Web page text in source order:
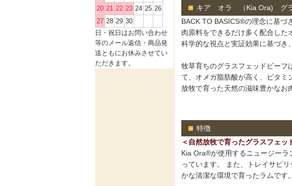
20 21 22 23 24 25 26
27 28 29 30
日・祝日 はお問い合わせ
等のメール返信・商品発
送ともにお休みさせてい
ただきます。
キア オラ （Kia Ora) グラ
BACK TO BASICS®の理念に基づ
肉原料をできるだけ多く配合した
科学的な視点と実証効果に基づき
牧草育ちのグラスフェッドビーフ
て、オメガ脂肪酸が高く、ビタミ
放牧で育った天然の滋味豊かなお
特徴
＜自然放牧で育ったグラスフェッ
Kia Ora®が使用するニュージー
っています。 また、トレイサビ
かな清潔な環境で育ったラムです。